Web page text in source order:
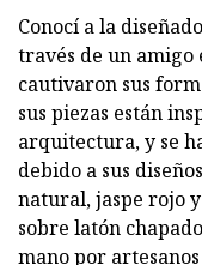
Conocí a la
través de un amigo
cautivaron sus
sus piezas están
arquitectura, y se
debido a sus
natural, jaspe rojo
sobre latón
mano por